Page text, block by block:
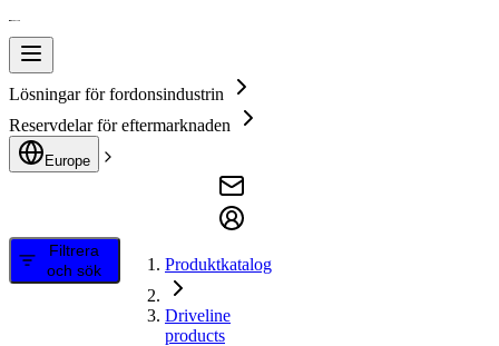
Lösningar för fordonsindustrin
Reservdelar för eftermarknaden
Europe
Filtrera
och sök
Produktkatalog
Driveline
products